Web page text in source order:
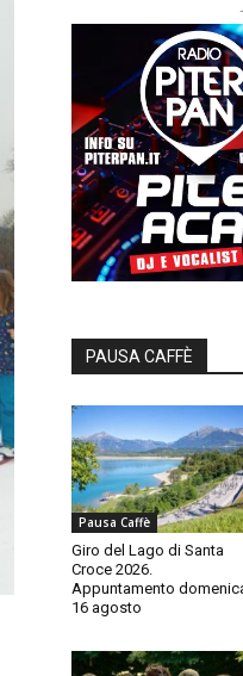
PAUSA CAFFÈ
Pausa Caffè
Giro del Lago di Santa
Croce 2026.
Appuntamento
16 agosto